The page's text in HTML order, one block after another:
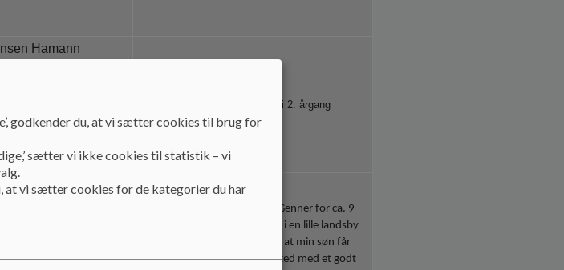
Hamann
Er forælder til Alfred og Sofus i 2. årgang
Jeg hedder Louise og kom til Genner for ca. 9
år siden. Jeg er selv vokset op i en lille landsby
og er meget taknemmelig for, at min søn får
mulighed for at vokse op et sted med et godt
godkender du, at vi sætter cookies til brug for
sætter vi ikke cookies til statistik – vi
at vi sætter cookies for de kategorier du har